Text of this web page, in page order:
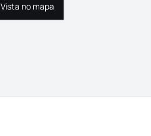
Vista no mapa
Vista no mapa